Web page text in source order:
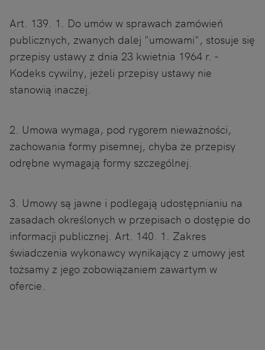
Art. 139. 1. Do umów w sprawach zamówień
publicznych, zwanych dalej "umowami", stosuje się
przepisy ustawy z dnia 23 kwietnia 1964 r. -
Kodeks cywilny, jeżeli przepisy ustawy nie
stanowią inaczej.
2. Umowa wymaga, pod rygorem nieważności,
zachowania formy pisemnej, chyba że przepisy
odrębne wymagają formy szczególnej.
3. Umowy są jawne i podlegają udostępnianiu na
zasadach określonych w przepisach o dostępie do
informacji publicznej. Art. 140. 1. Zakres
świadczenia wykonawcy wynikający z umowy jest
tożsamy z jego zobowiązaniem zawartym w
ofercie.